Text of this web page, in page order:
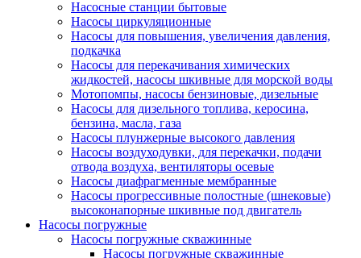
Насосные станции бытовые
Насосы циркуляционные
Насосы для повышения, увеличения давления,
подкачка
Насосы для перекачивания химических
жидкостей, насосы шкивные для морской воды
Мотопомпы, насосы бензиновые, дизельные
Насосы для дизельного топлива, керосина,
бензина, масла, газа
Насосы плунжерные высокого давления
Насосы воздуходувки, для перекачки, подачи
отвода воздуха, вентиляторы осевые
Насосы диафрагменные мембранные
Насосы прогрессивные полостные (шнековые)
высоконапорные шкивные под двигатель
Насосы погружные
Насосы погружные скважинные
Насосы погружные скважинные